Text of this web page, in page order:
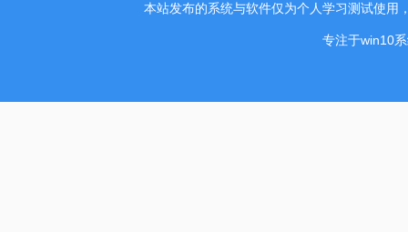
本站发布的系统与软件仅为个人学习测试使用
专注于win10